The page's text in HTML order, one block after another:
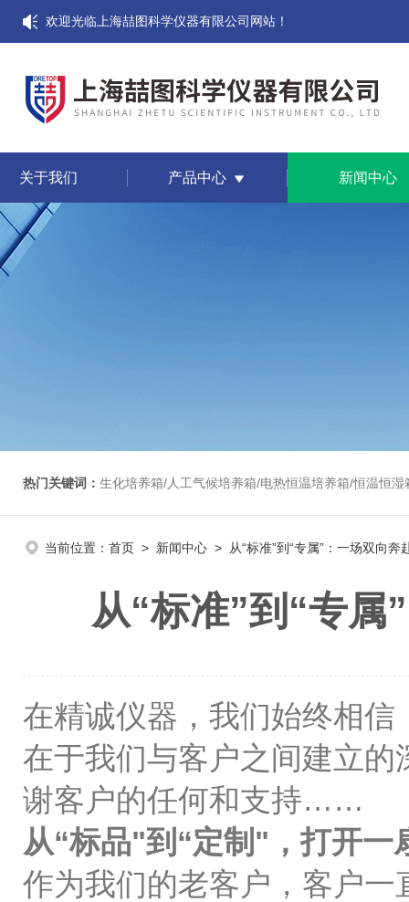
欢迎光临上海喆图科学仪器有限公司网站！
关于我们 产品中心 新闻中心
热门关键词： 生化培养箱/人工气候培养箱/电热恒温培养箱/恒温恒湿箱/光照培养箱/二氧化碳培养箱
当前位置： 首页 > 新闻中心 > 从“标准”到“专属”：一场双向奔
从“标准”到“专属
在精诚仪器，我们始终相
在于我们与客户之间建立
谢客户的任何和支持……
从“标品"到“定制"，打开一
作为我们的老客户，客户